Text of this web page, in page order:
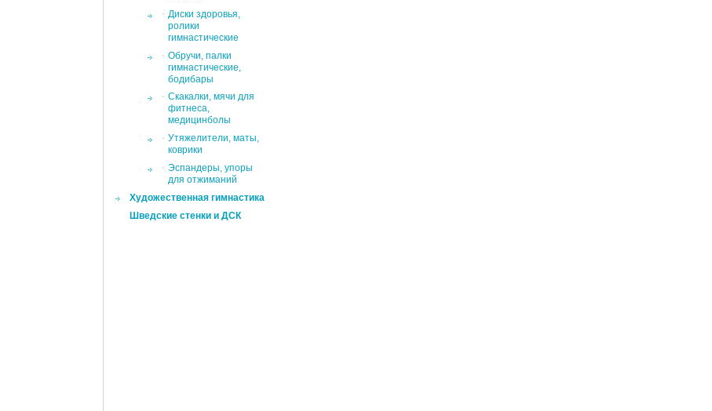
Диски здоровья,
ролики
гимнастические
Обручи, палки
гимнастические,
бодибары
Скакалки, мячи для
фитнеса,
медицинболы
Утяжелители, маты,
коврики
Эспандеры, упоры
для отжиманий
Художественная гимнастика
Шведские стенки и ДСК